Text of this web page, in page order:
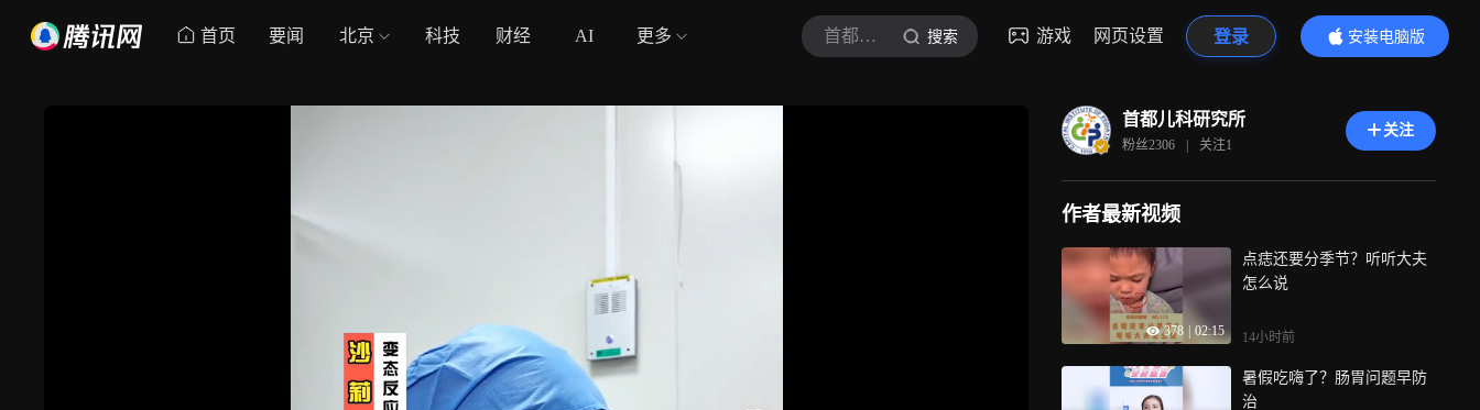
首页 要闻 北京 科技 财经 AI 更多 首都儿科研究所 搜索 游戏 网页设置 登录
安装电脑版
内容更精彩
首都儿科研究所
粉丝2306 | 关注1
关注
作者最新视频
378 02:15
点痣还要分季节？听听大夫
怎么说
14小时前
暑假吃嗨了？肠胃问题早防
治